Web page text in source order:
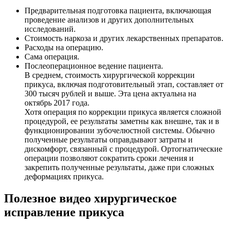
Предварительная подготовка пациента, включающая
проведение анализов и других дополнительных
исследований.
Стоимость наркоза и других лекарственных препаратов.
Расходы на операцию.
Сама операция.
Послеоперационное ведение пациента.
В среднем, стоимость хирургической коррекции
прикуса, включая подготовительный этап, составляет от
300 тысяч рублей и выше. Эта цена актуальна на
октябрь 2017 года.
Хотя операция по коррекции прикуса является сложной
процедурой, ее результаты заметны как внешне, так и в
функционировании зубочелюстной системы. Обычно
полученные результаты оправдывают затраты и
дискомфорт, связанный с процедурой. Ортогнатические
операции позволяют сократить сроки лечения и
закрепить полученные результаты, даже при сложных
деформациях прикуса.
Полезное видео хирургическое
исправление прикуса